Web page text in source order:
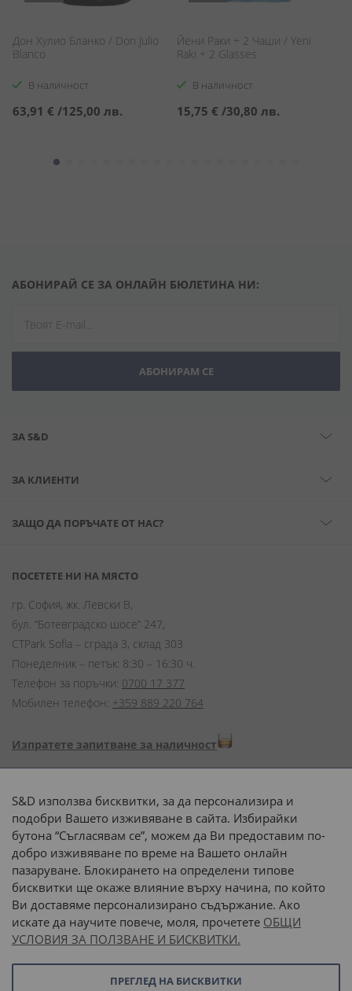
Дон Хулио Бланко / Don Julio
Blanco
В наличност
63,91 € /125,00 лв.
Йени Раки + 2 Чаши / Yeni
Raki + 2 Glasses
В наличност
15,75 € /30,80 лв.
АБОНИРАЙ СЕ ЗА ОНЛАЙН БЮЛЕТИНА НИ:
АБОНИРАМ СЕ
ЗА S&D
ЗА КЛИЕНТИ
ЗАЩО ДА ПОРЪЧАТЕ ОТ НАС?
ПОСЕТЕТЕ НИ НА МЯСТО
гр. София, жк. Левски В,
бул. “Ботевградско шосе” 247,
CTPark Sofia – сграда 3, склад 303
Понеделник – петък: 8:30 – 16:30 ч.
Телефон за поръчки: 0700 17 377
Мобилен телефон: +359 889 220 764
Изпратете запитване за наличност
Начини на плащане:
Доставка до адрес с:
или
наш транспорт
S&D използва бисквитки, за да персонализира и
подобри Вашето изживяване в сайта. Избирайки
бутона “Съгласявам се”, можем да Ви предоставим по-
добро изживяване по време на Вашето онлайн
пазаруване. Блокирането на определени типове
бисквитки ще окаже влияние върху начина, по който
Ви доставяме персонализирано съдържание. Ако
искате да научите повече, моля, прочетете ОБЩИ
УСЛОВИЯ ЗА ПОЛЗВАНЕ И БИСКВИТКИ.
ПРЕГЛЕД НА БИСКВИТКИ